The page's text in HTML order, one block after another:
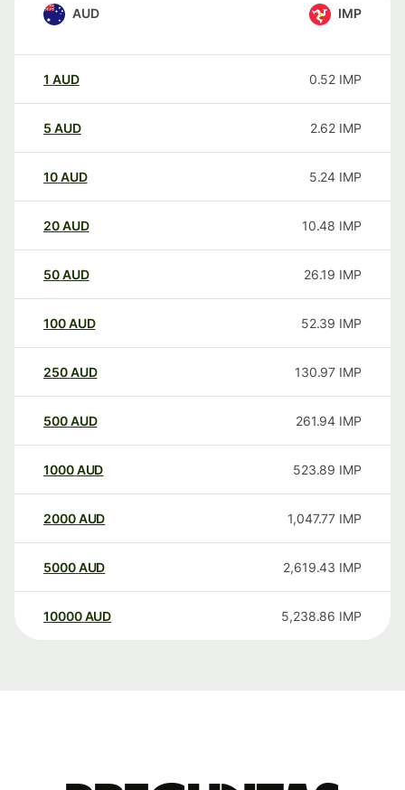
AUD IMP
1 AUD 0.52 IMP
5 AUD 2.62 IMP
10AUD 5.24 IMP
20AUD 10.48 IMP
50AUD 26.19 IMP
100AUD 52.39 IMP
250AUD 130.97 IMP
500AUD 261.94 IMP
1000AUD 523.89 IMP
2000AUD 1,047.77 IMP
5000AUD 2,619.43 IMP
10000 AUD 5,238.86 IMP